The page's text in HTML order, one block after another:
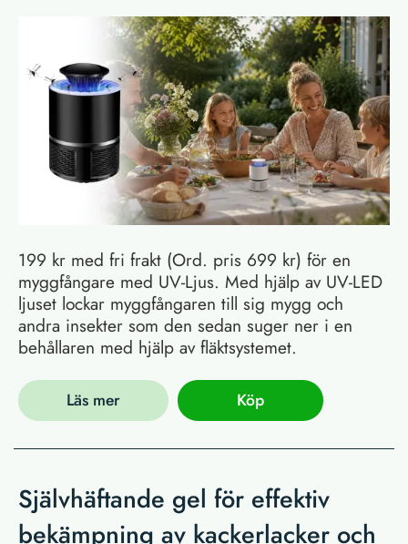
199 kr med fri frakt (Ord. pris 699 kr) för en
myggfångare med UV-Ljus. Med hjälp av UV-LED
ljuset lockar myggfångaren till sig mygg och
andra insekter som den sedan suger ner i en
behållaren med hjälp av fläktsystemet.
Läs mer Köp
Självhäftande gel för effektiv
bekämpning av kackerlacker och